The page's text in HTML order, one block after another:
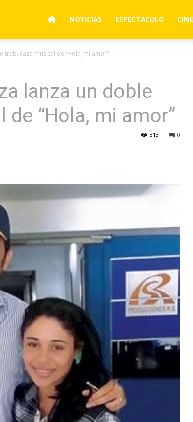
NOTICIAS ESPECTÁCULO CINE
trabucazo musical de “Hola, mi amor”
lanza un doble
“Hola, mi amor”
0
813